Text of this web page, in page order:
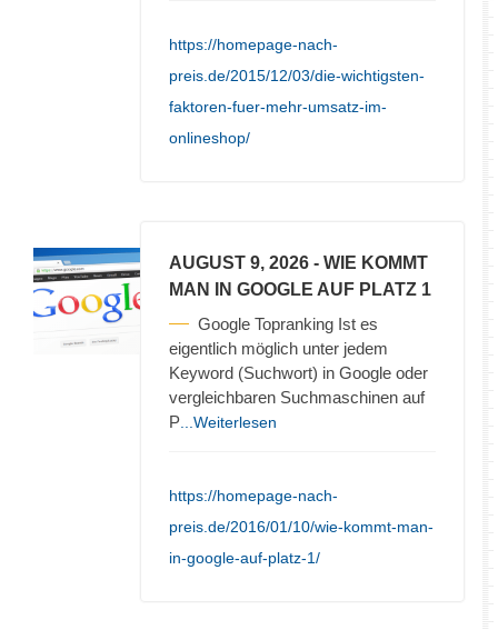
https://homepage-nach-
preis.de/2015/12/03/die-wichtigsten-
faktoren-fuer-mehr-umsatz-im-
onlineshop/
AUGUST 9, 2026 - WIE KOMMT
MAN IN GOOGLE AUF PLATZ 1
Google Topranking Ist es
eigentlich möglich unter jedem
Keyword (Suchwort) in Google oder
vergleichbaren Suchmaschinen auf
P ...Weiterlesen
https://homepage-nach-
preis.de/2016/01/10/wie-kommt-man-
in-google-auf-platz-1/